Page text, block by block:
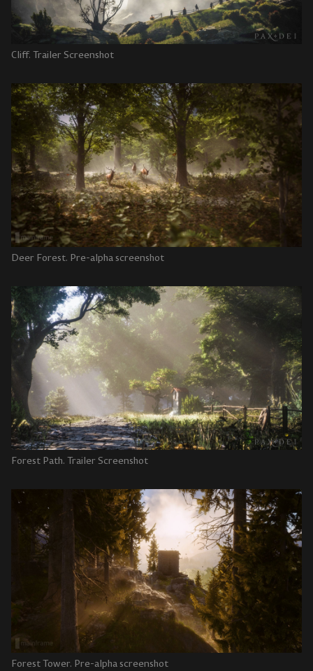
Cliff. Trailer Screenshot
Deer Forest. Pre-alpha screenshot
Forest Path. Trailer Screenshot
Forest Tower. Pre-alpha screenshot